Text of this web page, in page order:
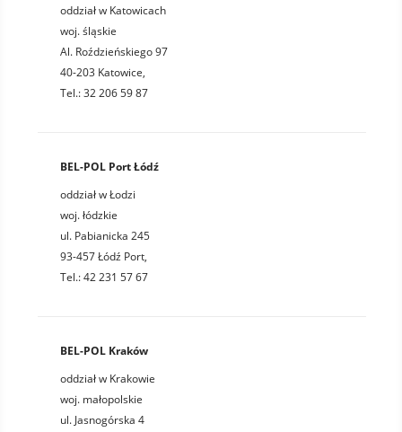
oddział w Katowicach
woj. śląskie
Al. Roździeńskiego 97
40-203 Katowice,
Tel.: 32 206 59 87
BEL-POL Port Łódź
oddział w Łodzi
woj. łódzkie
ul. Pabianicka 245
93-457 Łódź Port,
Tel.: 42 231 57 67
BEL-POL Kraków
oddział w Krakowie
woj. małopolskie
ul. Jasnogórska 4